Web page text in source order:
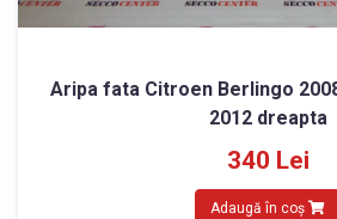
Aripa fata Citroen Berlingo
2012 dreapta
340 Lei
Adaugă în coș